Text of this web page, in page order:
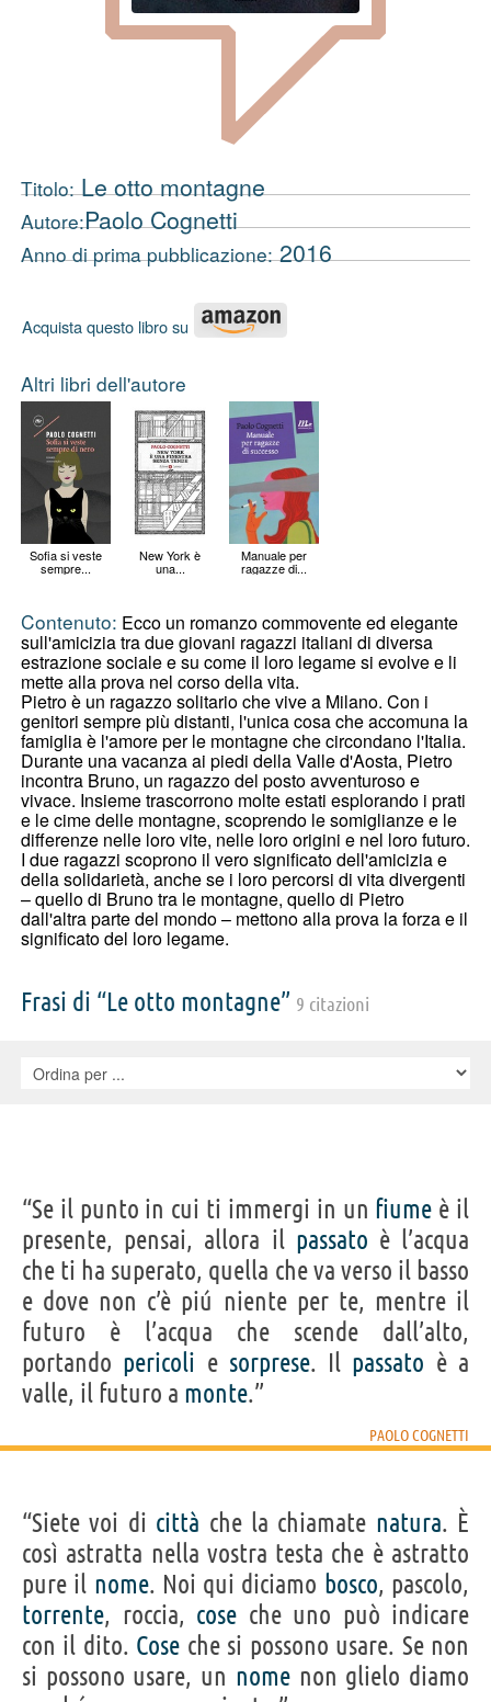
Titolo:Le otto montagne
Autore:Paolo Cognetti
Anno di prima pubblicazione:2016
Acquista questo libro su
Altri libri dell'autore
Sofia si veste
sempre...
New York è
una...
Manuale per
ragazze di...
Contenuto: Ecco un romanzo commovente ed elegante
sull'amicizia tra due giovani ragazzi italiani di diversa
estrazione sociale e su come il loro legame si evolve e li
mette alla prova nel corso della vita.
Pietro è un ragazzo solitario che vive a Milano. Con i
genitori sempre più distanti, l'unica cosa che accomuna la
famiglia è l'amore per le montagne che circondano l'Italia.
Durante una vacanza ai piedi della Valle d'Aosta, Pietro
incontra Bruno, un ragazzo del posto avventuroso e
vivace. Insieme trascorrono molte estati esplorando i prati
e le cime delle montagne, scoprendo le somiglianze e le
differenze nelle loro vite, nelle loro origini e nel loro futuro.
I due ragazzi scoprono il vero significato dell'amicizia e
della solidarietà, anche se i loro percorsi di vita divergenti
– quello di Bruno tra le montagne, quello di Pietro
dall'altra parte del mondo – mettono alla prova la forza e il
significato del loro legame.
Frasi di “Le otto montagne” 9 citazioni
“Se il punto in cui ti immergi in un fiume è il
presente, pensai, allora il passato è l’acqua
che ti ha superato, quella che va verso il basso
e dove non c’è piú niente per te, mentre il
futuro è l’acqua che scende dall’alto,
portando pericoli e sorprese. Il passato è a
valle, il futuro a monte.”
PAOLO COGNETTI
“Siete voi di città che la chiamate natura. È
così astratta nella vostra testa che è astratto
pure il nome. Noi qui diciamo bosco, pascolo,
torrente, roccia, cose che uno può indicare
con il dito. Cose che si possono usare. Se non
si possono usare, un nomenon glielo diamo